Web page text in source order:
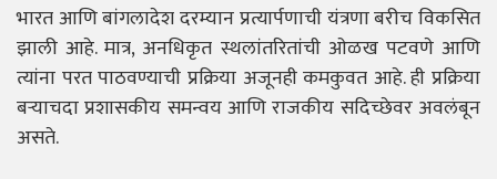
भारत आणि बांगलादेश दरम्यान प्रत्यार्पणाची यंत्रणा बरीच विकसित
झाली आहे. मात्र, अनधिकृत स्थलांतरितांची ओळख पटवणे आणि
त्यांना परत पाठवण्याची प्रक्रिया अजूनही कमकुवत आहे. ही प्रक्रिया
बऱ्याचदा प्रशासकीय समन्वय आणि राजकीय सदिच्छेवर अवलंबून
असते.